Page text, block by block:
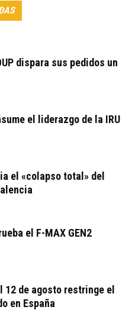
dispara sus pedidos un
el liderazgo de la IRU
el «colapso total» del
el F-MAX GEN2
12 de agosto restringe el
en España